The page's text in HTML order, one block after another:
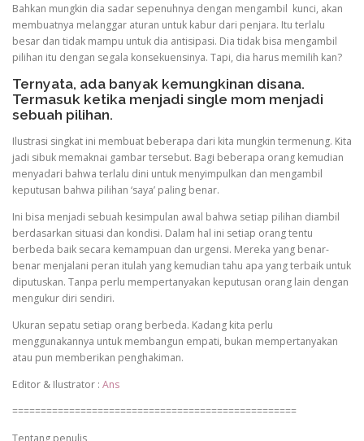
Bahkan mungkin dia sadar sepenuhnya dengan mengambil kunci, akan
membuatnya melanggar aturan untuk kabur dari penjara. Itu terlalu
besar dan tidak mampu untuk dia antisipasi. Dia tidak bisa mengambil
pilihan itu dengan segala konsekuensinya. Tapi, dia harus memilih kan?
Ternyata, ada banyak kemungkinan disana.
Termasuk ketika menjadi single mom menjadi
sebuah pilihan.
Ilustrasi singkat ini membuat beberapa dari kita mungkin termenung. Kita
jadi sibuk memaknai gambar tersebut. Bagi beberapa orang kemudian
menyadari bahwa terlalu dini untuk menyimpulkan dan mengambil
keputusan bahwa pilihan ‘saya’ paling benar.
Ini bisa menjadi sebuah kesimpulan awal bahwa setiap pilihan diambil
berdasarkan situasi dan kondisi. Dalam hal ini setiap orang tentu
berbeda baik secara kemampuan dan urgensi. Mereka yang benar-
benar menjalani peran itulah yang kemudian tahu apa yang terbaik untuk
diputuskan. Tanpa perlu mempertanyakan keputusan orang lain dengan
mengukur diri sendiri.
Ukuran sepatu setiap orang berbeda. Kadang kita perlu
menggunakannya untuk membangun empati, bukan mempertanyakan
atau pun memberikan penghakiman.
Editor & Ilustrator : Ans
==================================================